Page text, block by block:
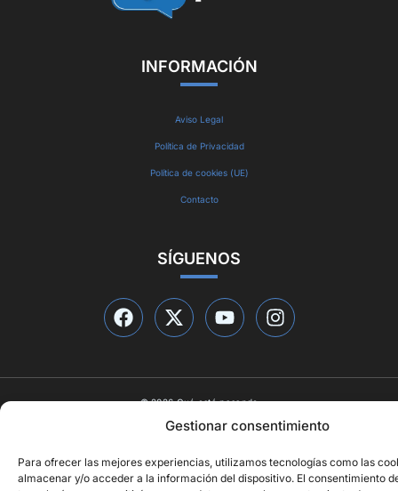
Gestionar consentimiento
Para ofrecer las mejores experiencias, utilizamos tecnologías como las
almacenar y/o acceder a la información del dispositivo. El consentimiento
INFORMACIÓN
Aviso Legal
Política de Privacidad
Política de cookies (UE)
Contacto
SÍGUENOS
© 2026 Qué está pasando
Diseño web porideasyletras.com